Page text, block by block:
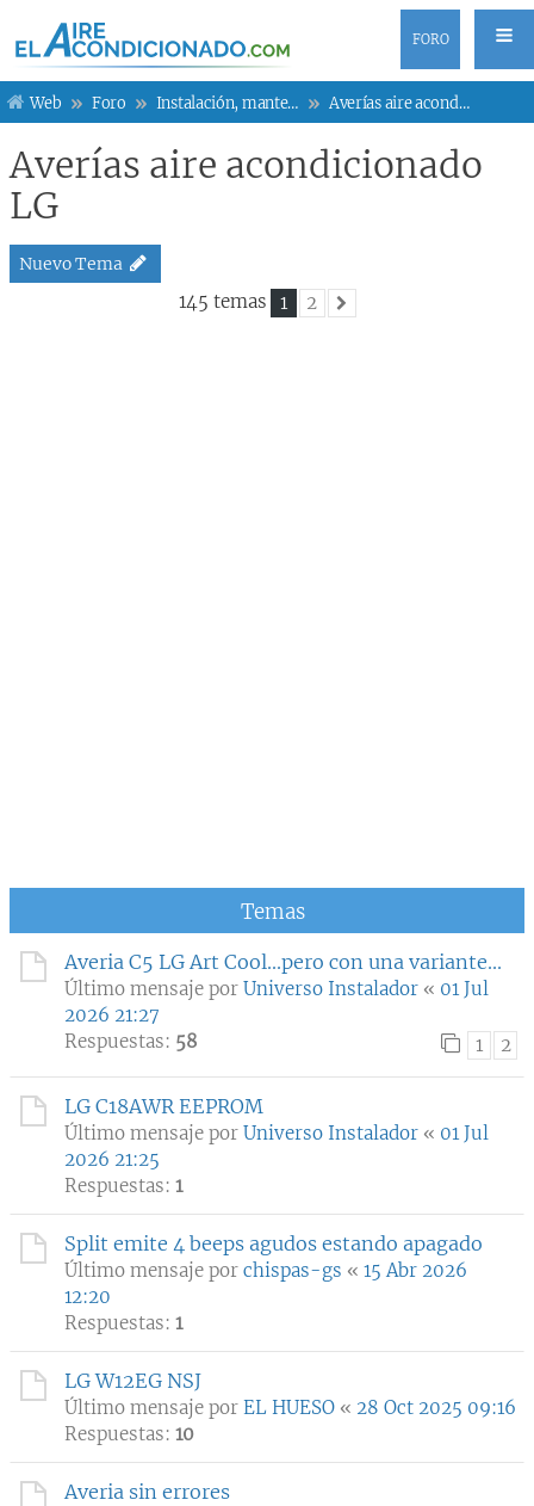
FORO
Web Foro Instalación, mantenimiento y averías Averías aire acondicionado LG
Averías aire acondicionado
LG
Nuevo Tema
145 temas 1
2
Siguiente
Temas
Averia C5 LG Art Cool...pero con una variante...
Último mensaje por Universo Instalador « 01 Jul
2026 21:27
Respuestas: 58 1 2
LG C18AWR EEPROM
Último mensaje por Universo Instalador « 01 Jul
2026 21:25
Respuestas: 1
Split emite 4 beeps agudos estando apagado
Último mensaje por chispas-gs « 15 Abr 2026
12:20
Respuestas: 1
LG W12EG NSJ
Último mensaje por EL HUESO « 28 Oct 2025 09:16
Respuestas: 10
Averia sin errores